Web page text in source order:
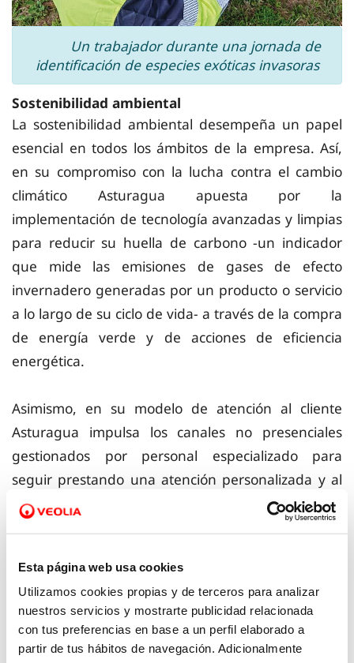
Esta página web usa cookies
Utilizamos cookies propias y de terceros para analizar
nuestros servicios y mostrarte publicidad relacionada
con tus preferencias en base a un perfil elaborado a
partir de tus hábitos de navegación. Adicionalmente
Un trabajador durante una jornada de
identificación de especies exóticas invasoras
Sostenibilidad ambiental
La sostenibilidad ambiental desempeña un papel
esencial en todos los ámbitos de la empresa. Así,
en su compromiso con la lucha contra el cambio
climático Asturagua apuesta por la
implementación de tecnología avanzadas y limpias
para reducir su huella de carbono -un indicador
que mide las emisiones de gases de efecto
invernadero generadas por un producto o servicio
a lo largo de su ciclo de vida- a través de la compra
de energía verde y de acciones de eficiencia
energética.
Asimismo, en su modelo de atención al cliente
Asturagua impulsa los canales no presenciales
gestionados por personal especializado para
seguir prestando una atención personalizada y al
mismo tiempo contribuir a reducir las emisiones de
CO2 derivadas de los desplazamientos y el
Protección de la biodiversidad
Contribuir a conservar la biodiversidad en las